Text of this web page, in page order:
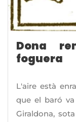
Dona
foguera
L'aire està
que el baró
Giraldona,